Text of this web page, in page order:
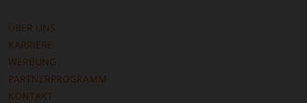
ÜBER UNS
KARRIERE
WERBUNG
PARTNERPROGRAMM
KONTAKT